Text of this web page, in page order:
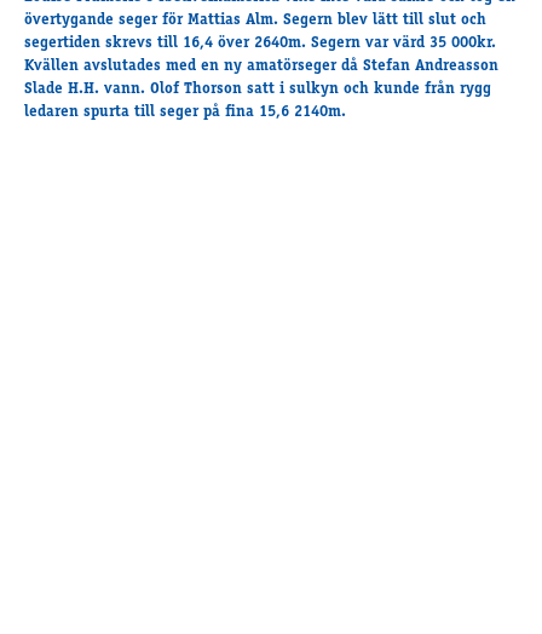
Hört och hänt
Tävling
Tävlingsserier
övertygande seger för Mattias Alm. Segern blev lätt till slut och
segertiden skrevs till 16,4 över 2640m. Segern var värd 35 000kr.
Kvällen avslutades med en ny amatörseger då Stefan Andreasson
Slade H.H. vann. Olof Thorson satt i sulkyn och kunde från rygg
ledaren spurta till seger på fina 15,6 2140m.